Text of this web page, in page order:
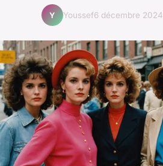
Y Youssef6 décembre 2024